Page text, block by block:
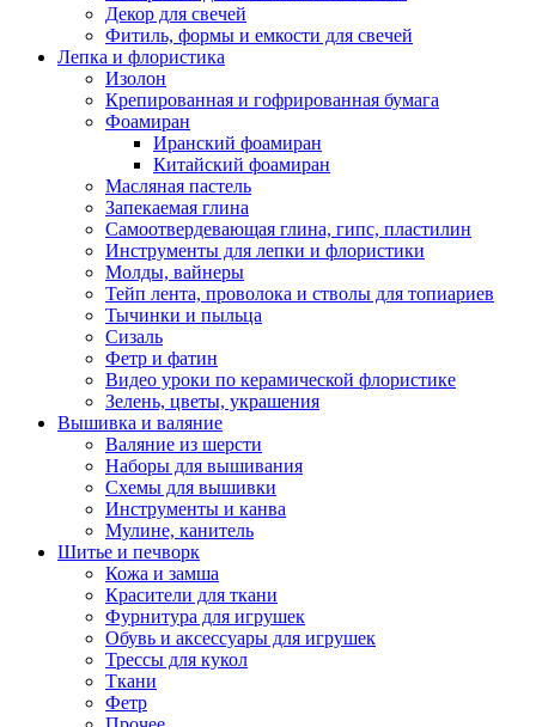
Декор для свечей
Фитиль, формы и емкости для свечей
Лепка и флористика
Изолон
Крепированная и гофрированная бумага
Фоамиран
Иранский фоамиран
Китайский фоамиран
Масляная пастель
Запекаемая глина
Самоотвердевающая глина, гипс, пластилин
Инструменты для лепки и флористики
Молды, вайнеры
Тейп лента, проволока и стволы для топиариев
Тычинки и пыльца
Сизаль
Фетр и фатин
Видео уроки по керамической флористике
Зелень, цветы, украшения
Вышивка и валяние
Валяние из шерсти
Наборы для вышивания
Схемы для вышивки
Инструменты и канва
Мулине, канитель
Шитье и печворк
Кожа и замша
Красители для ткани
Фурнитура для игрушек
Обувь и аксессуары для игрушек
Трессы для кукол
Ткани
Фетр